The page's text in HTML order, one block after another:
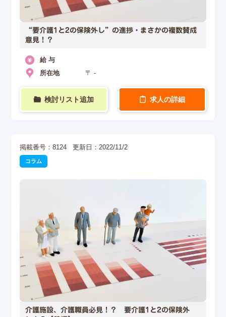
“要介護1と2の保険外し”の進捗・まさかの複数賛成
意見！？
給 与
所在地
〒 -
検討リスト追加 求人の詳細
掲載番号：8124 更新日：2022/11/2
コラム
介護施設、介護職員必見！？ 要介護1と2の保険外